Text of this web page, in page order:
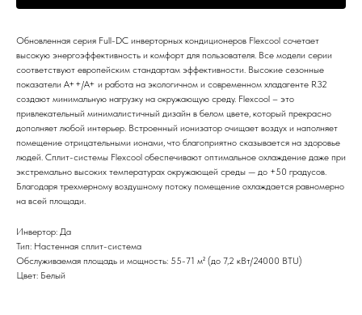
Обновленная серия Full-DC инверторных кондиционеров Flexcool сочетает
высокую энергоэффективность и комфорт для пользователя. Все модели серии
соответствуют европейским стандартам эффективности. Высокие сезонные
показатели А++/А+ и работа на экологичном и современном хладагенте R32
создают минимальную нагрузку на окружающую среду. Flexcool – это
привлекательный минималистичный дизайн в белом цвете, который прекрасно
дополняет любой интерьер. Встроенный ионизатор очищает воздух и наполняет
помещение отрицательными ионами, что благоприятно сказывается на здоровье
людей. Сплит-системы Flexcool обеспечивают оптимальное охлаждение даже при
экстремально высоких температурах окружающей среды — до +50 градусов.
Благодаря трехмерному воздушному потоку помещение охлаждается равномерно
на всей площади.
Инвертор: Да
Тип: Настенная сплит-система
Обслуживаемая площадь и мощность: 55-71 м² (до 7,2 кВт/24000 BTU)
Цвет: Белый